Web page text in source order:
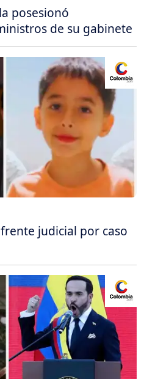
posesionó
de su gabinete
judicial por caso